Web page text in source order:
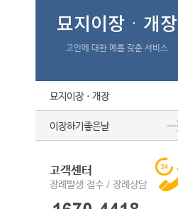
묘지이장ㆍ개장
고인에 대한 예를 갖춘 서비스
묘지이장ㆍ개장
이장하기좋은날
고객센터
장례발생 접수 / 장례상담